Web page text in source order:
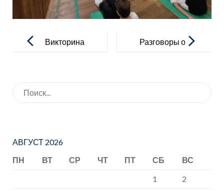
записям
Викторина
Разговоры о
Искать:
АВГУСТ 2026
ПН
ВТ СР ЧТ ПТ СБ
ВС
1
2